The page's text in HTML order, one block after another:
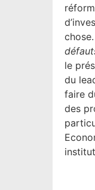
le
du
faire
des